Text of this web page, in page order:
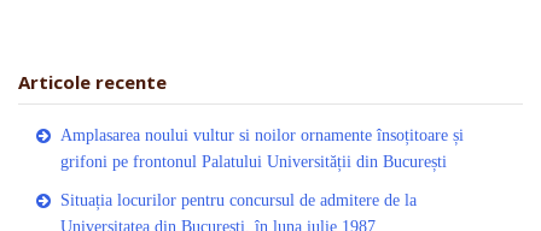
Articole recente
Amplasarea noului vultur si noilor ornamente însoțitoare și
grifoni pe frontonul Palatului Universității din București
Situația locurilor pentru concursul de admitere de la
Universitatea din București, în luna iulie 1987